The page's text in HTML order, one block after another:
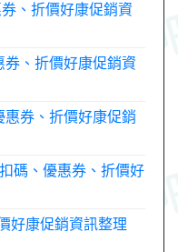
、折價好康促銷資
券、折價好康促銷資
惠券、折價好康促銷
碼、優惠券、折價好
好康促銷資訊整理